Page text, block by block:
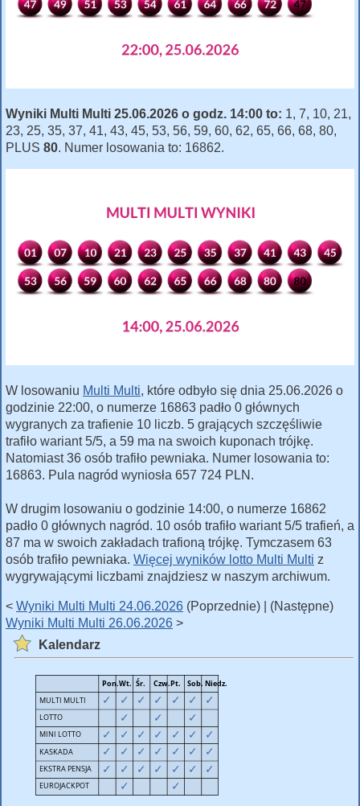
Wyniki Multi Multi 25.06.2026 o godz. 14:00 to: 1, 7, 10, 21,
23, 25, 35, 37, 41, 43, 45, 53, 56, 59, 60, 62, 65, 66, 68, 80,
PLUS 80. Numer losowania to: 16862.
W losowaniu Multi Multi, które odbyło się dnia 25.06.2026 o
godzinie 22:00, o numerze 16863 padło 0 głównych
wygranych za trafienie 10 liczb. 5 grających szczęśliwie
trafiło wariant 5/5, a 59 ma na swoich kuponach trójkę.
Natomiast 36 osób trafiło pewniaka. Numer losowania to:
16863. Pula nagród wyniosła 657 724 PLN.
W drugim losowaniu o godzinie 14:00, o numerze 16862
padło 0 głównych nagród. 10 osób trafiło wariant 5/5 trafień, a
87 ma w swoich zakładach trafioną trójkę. Tymczasem 63
osób trafiło pewniaka. Więcej wyników lotto Multi Multi z
wygrywającymi liczbami znajdziesz w naszym archiwum.
< Wyniki Multi Multi 24.06.2026 (Poprzednie) | (Następne)
Wyniki Multi Multi 26.06.2026 >
Kalendarz